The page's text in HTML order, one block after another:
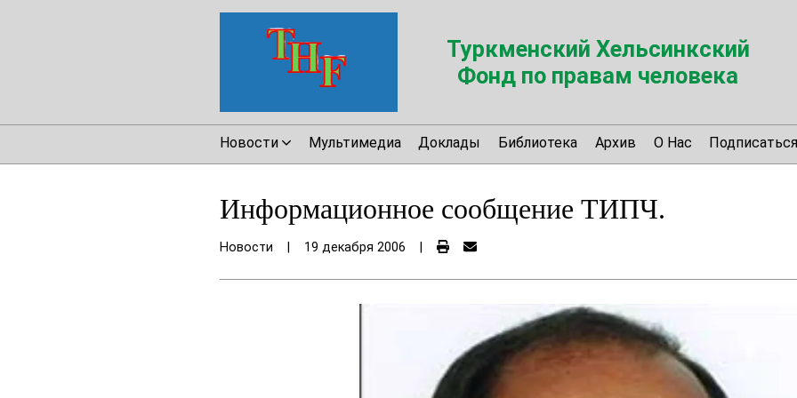
Туркменский Хельсинкский
Фонд по правам человека
Новости Мультимедиа Доклады Библиотека Архив О Нас
Информационное сообщение ТИПЧ.
Новости 19 декабря 2006